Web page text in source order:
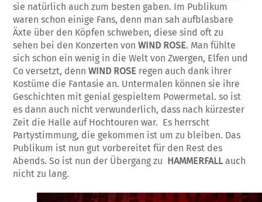
sie natürlich auch zum besten gaben. Im Publikum
waren schon einige Fans, denn man sah aufblasbare
Äxte über den Köpfen schweben, diese sind oft zu
sehen bei den Konzerten vonWIND ROSE. Man fühlte
sich schon ein wenig in die Welt von Zwergen, Elfen und
Co versetzt, dennWIND ROSE regen auch dank ihrer
Kostüme die Fantasie an. Untermalen können sie ihre
Geschichten mit genial gespieltem Powermetal. so ist
es dann auch nicht verwunderlich, dass nach kürzester
Zeit die Halle auf Hochtouren war. Es herrscht
Partystimmung, die gekommen ist um zu bleiben. Das
Publikum ist nun gut vorbereitet für den Rest des
Abends. So ist nun der Übergang zu HAMMERFALLauch
nicht zu lang.